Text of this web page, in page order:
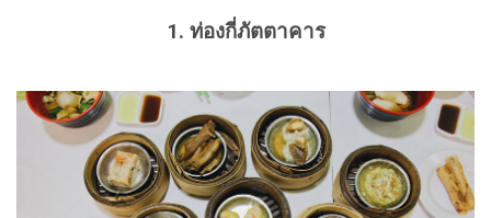
1. ท่องกี่ภัตตาคาร